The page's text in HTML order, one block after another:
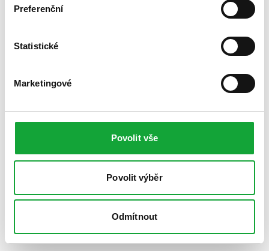
Preferenční
Statistické
Marketingové
Povolit vše
Povolit výběr
Odmítnout